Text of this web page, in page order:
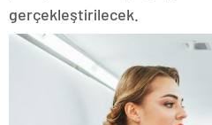
gerçekleştirilecek.